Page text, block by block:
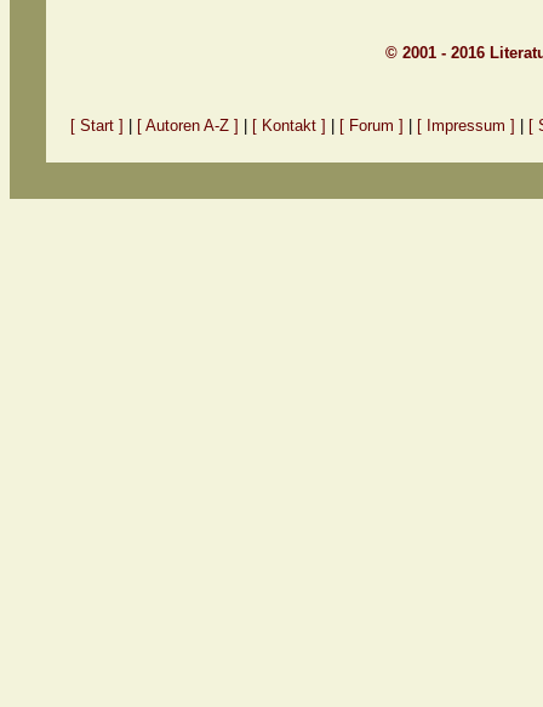
© 2001 - 2016
[ Start ] [ Autoren A-Z ] [ Kontakt ] [ Forum ] [ Impressum ] [